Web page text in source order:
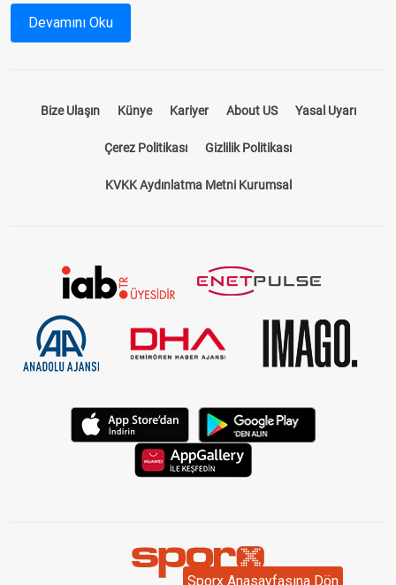
tablosu, yarışseverlerin kazanç oranlarını maksimize etmeleri
için ideal bir kaynaktır.
bilgilerine kolayca ulaşıp stratejilerinizi oluşturabilirsiniz.
At yarışı oranları, bir yarışta hangi atın ne kadar şansı olduğunu
rakamlardır. Sitemizde sunduğumuzat yarışı oranları
tarafından belirlenen en güncel oranları kapsar. Bu oranlar,
TJK AGF ve AGF Tablosu Nedir?
TJK AGF, yani "Altılı Ganyan Favorileri", yarışlarda hangi atların
daha çok tercih edildiğini gösteren bir veridir.
AGF tablosu
oranları grafiksel ve liste şeklinde sunarak yarışseverlerin analiz
yapmalarını kolaylaştırır. Sitemizde, TJK tarafından güncellenen
TJK Muhtemeller ile Yarış Stratejinizi
olarak hesaplanan oranlardır. Bu oranlar, hem atın hem de
jokeyin form durumunu yansıtarak daha doğru tahmin
yapmanıza yardımcı olur. Sitemizde yer alan TJK muhtemel
Devamını Oku
Sporx Anasayfasına Dön
Bize Ulaşın Künye Kariyer About US Yasal Uyarı
Çerez Politikası Gizlilik Politikası
KVKK Aydınlatma Metni Kurumsal